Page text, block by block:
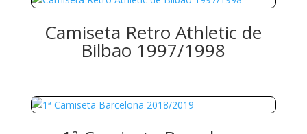
Camiseta Retro Athletic de
Bilbao 1997/1998